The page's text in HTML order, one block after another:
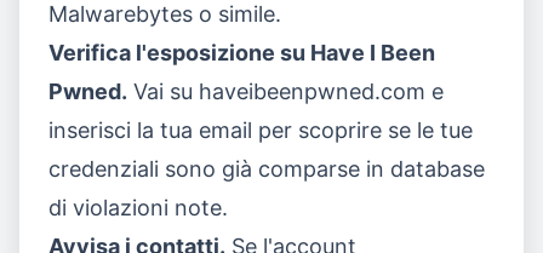
Malwarebytes o simile.
Verifica l'esposizione su Have I Been
Pwned. Vai su haveibeenpwned.com e
inserisci la tua email per scoprire se le tue
credenziali sono già comparse in database
di violazioni note.
Avvisa i contatti. Se l'account